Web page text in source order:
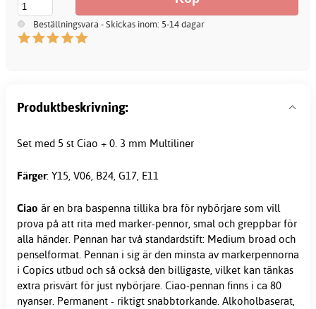
Beställningsvara - Skickas inom: 5-14 dagar
Produktbeskrivning:
Set med 5 st Ciao + 0. 3 mm Multiliner
Färger: Y15, V06, B24, G17, E11
Ciao är en bra baspenna tillika bra för nybörjare som vill
prova på att rita med marker-pennor, smal och greppbar för
alla händer. Pennan har två standardstift: Medium broad och
penselformat. Pennan i sig är den minsta av markerpennorna
i Copics utbud och så också den billigaste, vilket kan tänkas
extra prisvärt för just nybörjare. Ciao-pennan finns i ca 80
nyanser. Permanent - riktigt snabbtorkande. Alkoholbaserat,